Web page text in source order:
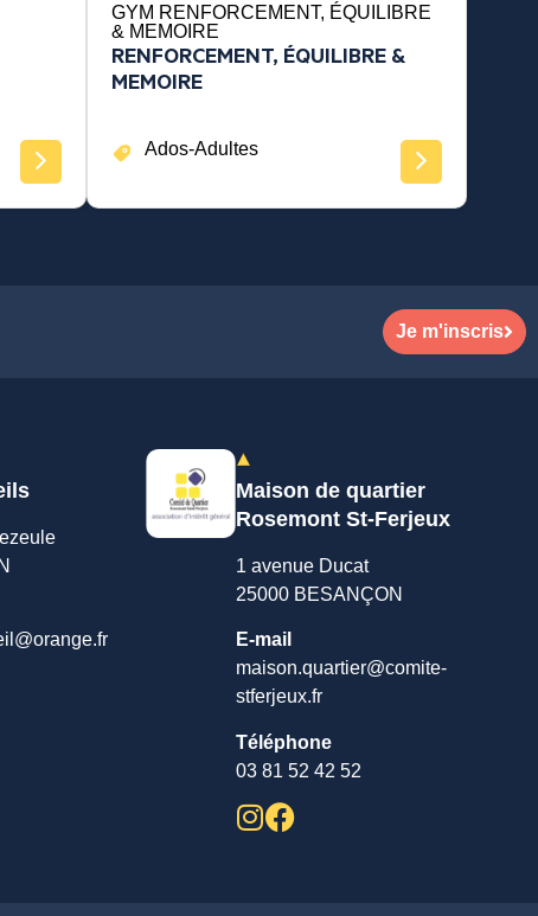
GYM RENFORCEMENT, ÉQUILIBRE
& MEMOIRE
RENFORCEMENT, ÉQUILIBRE &
MEMOIRE
Ados-Adultes
Je m'inscris
Maison de quartier
Rosemont St-Ferjeux
1 avenue Ducat
25000 BESANÇON
E-mail
maison.quartier@comite-
stferjeux.fr
Téléphone
03 81 52 42 52